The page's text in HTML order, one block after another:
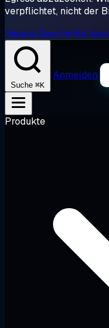
verpflichtet, nicht der
Unsere Geschichte
Suche ⌘K
Anmelden
Produkte